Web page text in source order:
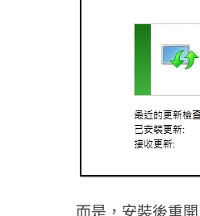
而是，安裝後重